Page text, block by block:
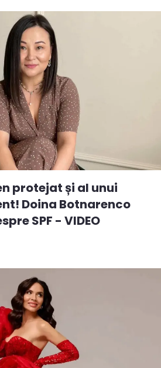
protejat și al unui
Doina Botnarenco
SPF - VIDEO